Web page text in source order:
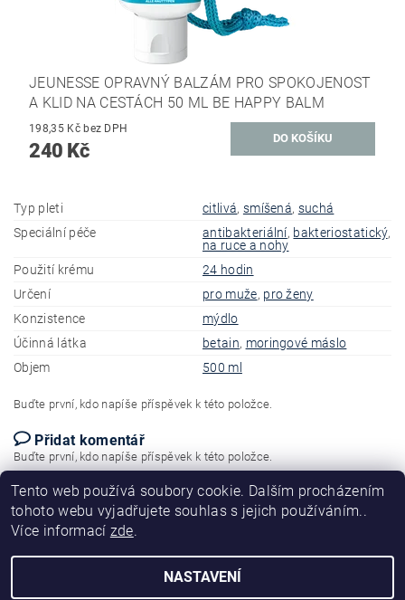
JEUNESSE OPRAVNÝ BALZÁM PRO SPOKOJENOST
A KLID NA CESTÁCH 50 ML BE HAPPY BALM
198,35 Kč bez DPH
240 Kč
Typ pleti citlivá, smíšená, suchá
Speciální péče
antibakteriální, bakteriostatický,
na ruce a nohy
Použití krému
24 hodin
Určení
pro muže, pro ženy
Konzistence
mýdlo
Účinná látka
betain, moringové máslo
Objem
500 ml
Buďte první, kdo napíše příspěvek k této položce.
Přidat komentář
Buďte první, kdo napíše příspěvek k této položce.
Přidat hodnocení
Tento web používá soubory cookie. Dalším procházením
tohoto webu vyjadřujete souhlas s jejich používáním..
Více informací zde.
NASTAVENÍ